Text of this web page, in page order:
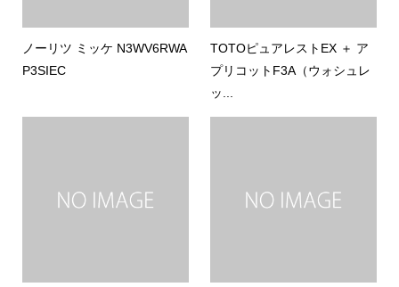
ノーリツ ミッケ N3WV6RWA
P3SIEC
TOTOピュアレストEX ＋ ア
プリコットF3A（ウォシュレ
ッ...